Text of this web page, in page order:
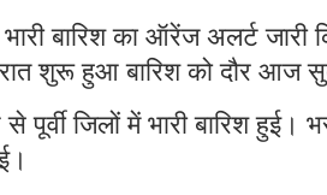
बारिश का ऑरेंज अलर्ट जारी
शुरू हुआ बारिश को दौर आज
जिलों में भारी बारिश हुई।